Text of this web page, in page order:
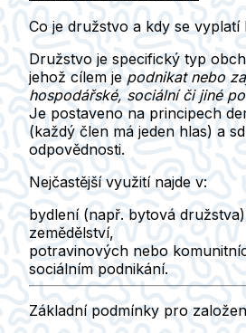
Co je družstvo a kdy se vyplatí
Družstvo je specifický typ
jehož cílem je podnikat nebo
hospodářské, sociální či jiné
Je postaveno na principech
(každý člen má jeden hlas) a
odpovědnosti.
Nejčastější využití najde v:
bydlení(např. bytová
zemědělství,
potravinových nebo
sociálním podnikání.
Základní podmínky pro